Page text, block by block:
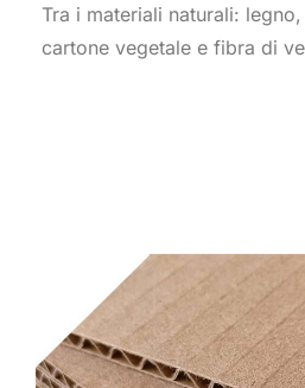
Tra i materiali naturali:
cartone vegetale e fibra di